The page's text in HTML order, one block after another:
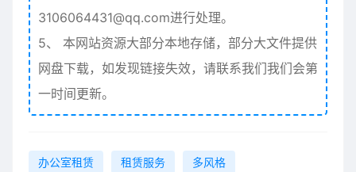
3106064431@qq.com进行处理。
5、
本网站资源大部分本地存储，部分大文件提供
网盘下载，如发现链接失效，请联系我们我们会第
一时间更新。
办公室租赁 租赁服务 多风格